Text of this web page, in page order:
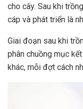
cho cây. Sau khi
cáp và phát triển là
Giai đoạn sau khi
phân chuồng mục
khác, mỗi đợt cách